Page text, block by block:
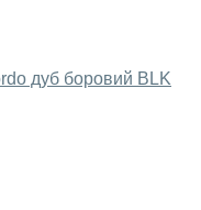
покривається МДФ
такій товщині
міцною та
дуб боровий BLK